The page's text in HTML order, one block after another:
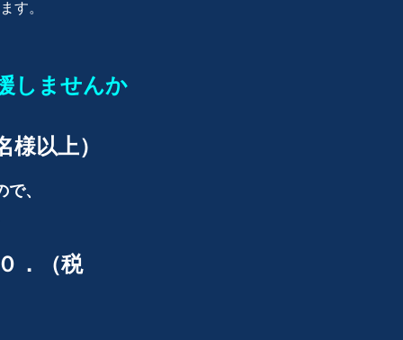
す。
しませんか
以上）
、
．（税